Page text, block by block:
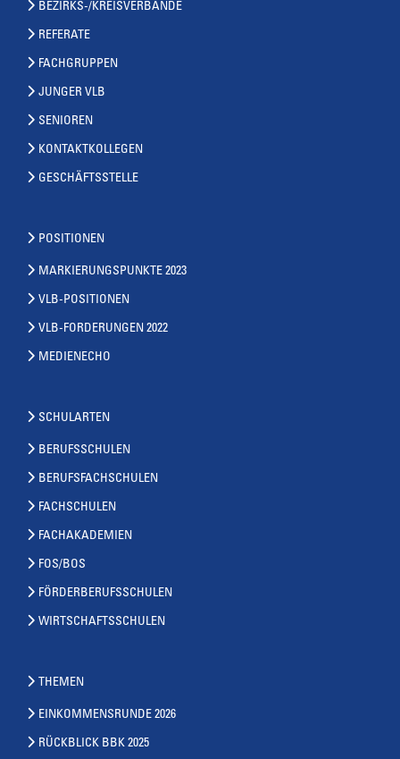
BEZIRKS-/KREISVERBÄNDE
REFERATE
FACHGRUPPEN
JUNGER VLB
SENIOREN
KONTAKTKOLLEGEN
GESCHÄFTSSTELLE
POSITIONEN
MARKIERUNGSPUNKTE 2023
VLB-POSITIONEN
VLB-FORDERUNGEN 2022
MEDIENECHO
SCHULARTEN
BERUFSSCHULEN
BERUFSFACHSCHULEN
FACHSCHULEN
FACHAKADEMIEN
FOS/BOS
FÖRDERBERUFSSCHULEN
WIRTSCHAFTSSCHULEN
THEMEN
EINKOMMENSRUNDE 2026
RÜCKBLICK BBK 2025